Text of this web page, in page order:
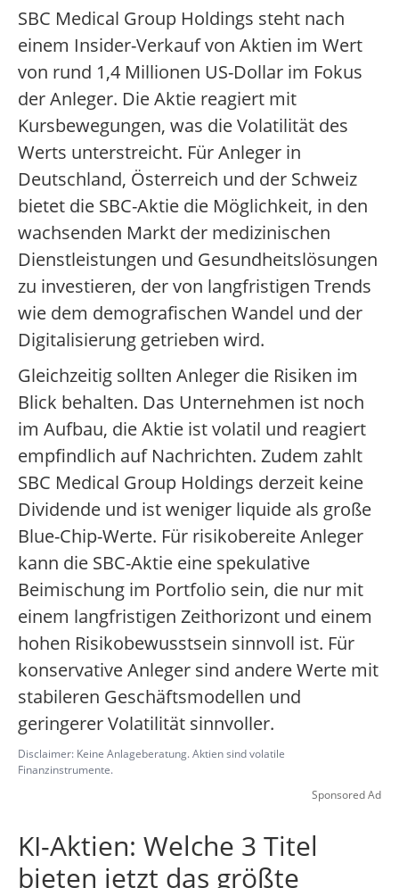
SBC Medical Group Holdings steht nach
einem Insider-Verkauf von Aktien im Wert
von rund 1,4 Millionen US-Dollar im Fokus
der Anleger. Die Aktie reagiert mit
Kursbewegungen, was die Volatilität des
Werts unterstreicht. Für Anleger in
Deutschland, Österreich und der Schweiz
bietet die SBC-Aktie die Möglichkeit, in den
wachsenden Markt der medizinischen
Dienstleistungen und Gesundheitslösungen
zu investieren, der von langfristigen Trends
wie dem demografischen Wandel und der
Digitalisierung getrieben wird.
Gleichzeitig sollten Anleger die Risiken im
Blick behalten. Das Unternehmen ist noch
im Aufbau, die Aktie ist volatil und reagiert
empfindlich auf Nachrichten. Zudem zahlt
SBC Medical Group Holdings derzeit keine
Dividende und ist weniger liquide als große
Blue-Chip-Werte. Für risikobereite Anleger
kann die SBC-Aktie eine spekulative
Beimischung im Portfolio sein, die nur mit
einem langfristigen Zeithorizont und einem
hohen Risikobewusstsein sinnvoll ist. Für
konservative Anleger sind andere Werte mit
stabileren Geschäftsmodellen und
geringerer Volatilität sinnvoller.
Disclaimer: Keine Anlageberatung. Aktien sind volatile
Finanzinstrumente.
Sponsored Ad
KI-Aktien: Welche 3 Titel
bieten jetzt das größte